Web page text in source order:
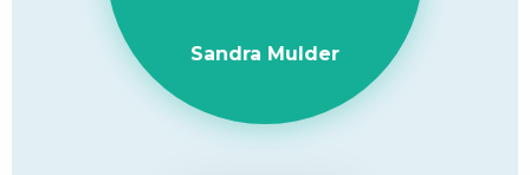
Sandra Mulder